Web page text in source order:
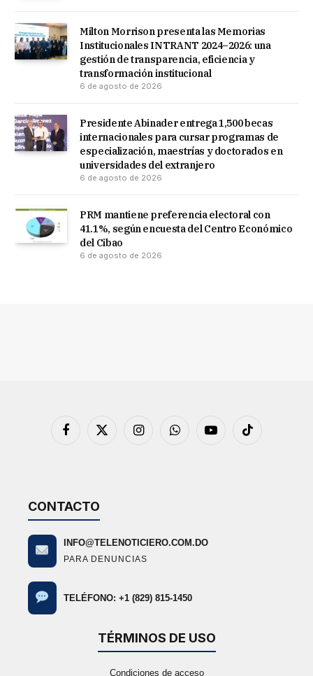
Milton Morrison presenta las Memorias
Institucionales INTRANT 2024–2026: una
gestión de transparencia, eficiencia y
transformación institucional
6 de agosto de 2026
Presidente Abinader entrega 1,500 becas
internacionales para cursar programas de
especialización, maestrías y doctorados en
universidades del extranjero
6 de agosto de 2026
PRM mantiene preferencia electoral con
41.1%, según encuesta del Centro Económico
del Cibao
6 de agosto de 2026
Facebook
X
InstagramWhatsAppYouTubeTikTok
CONTACTO
INFO@TELENOTICIERO.COM.DO
PARA DENUNCIAS
TELÉFONO: +1 (829) 815-1450
TÉRMINOS DE USO
Condiciones de acceso